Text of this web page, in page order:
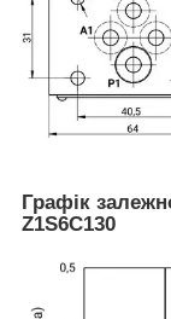
Графік
Z1S6C130